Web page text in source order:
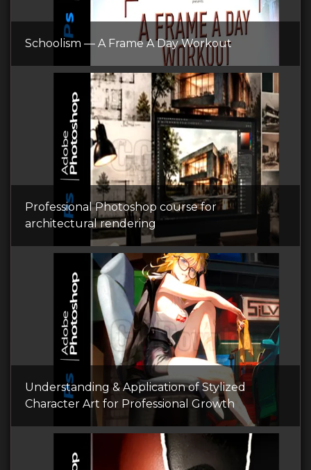
Schoolism — A Frame A Day Workout
Professional Photoshop course for
architectural rendering
Understanding & Application of Stylized
Character Art for Professional Growth